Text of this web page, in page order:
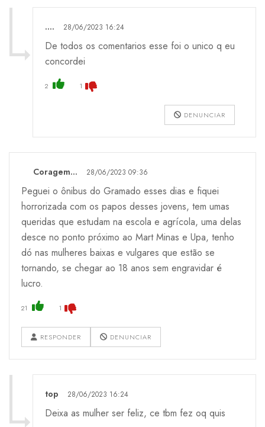
.... 28/06/2023 16:24
De todos os comentarios esse foi o unico q eu
concordei
2 1
DENUNCIAR
Coragem... 28/06/2023 09:36
Peguei o ônibus do Gramado esses dias e fiquei
horrorizada com os papos desses jovens, tem umas
queridas que estudam na escola e agrícola, uma delas
desce no ponto próximo ao Mart Minas e Upa, tenho
dó nas mulheres baixas e vulgares que estão se
tornando, se chegar ao 18 anos sem engravidar é
lucro.
21 1
RESPONDER DENUNCIAR
top 28/06/2023 16:24
Deixa as mulher ser feliz, ce tbm fez oq quis